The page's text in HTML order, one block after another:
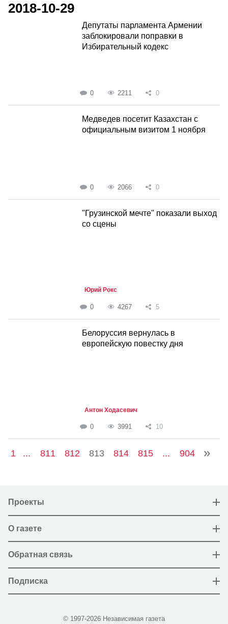
2018-10-29
Депутаты парламента Армении
заблокировали поправки в
Избирательный кодекс
0 2211 0
Медведев посетит Казахстан с
официальным визитом 1 ноября
0 2066 0
"Грузинской мечте" показали выход
со сцены
Юрий Рокс
0 4267 5
Белоруссия вернулась в
европейскую повестку дня
Антон Ходасевич
0 3991 10
1 ... 811 812 813 814 815 ... 904
Проекты
О газете
Обратная связь
Подписка
© 1997-2026 Независимая газета